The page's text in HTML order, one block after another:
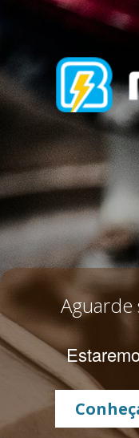
Aguarde